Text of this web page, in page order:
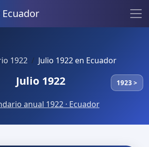
1922 Julio 1922 en Ecuador
Julio 1922 1923 >
anual 1922 · Ecuador